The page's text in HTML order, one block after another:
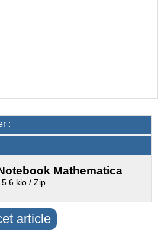
:
Mathematica
kio / Zip
article